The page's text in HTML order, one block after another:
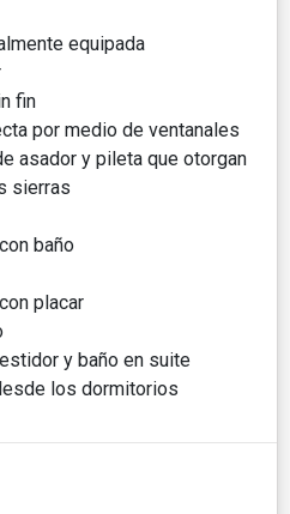
equipada
fin
por medio de ventanales
asador y pileta que otorgan
sierras
baño
placar
y baño en suite
los dormitorios